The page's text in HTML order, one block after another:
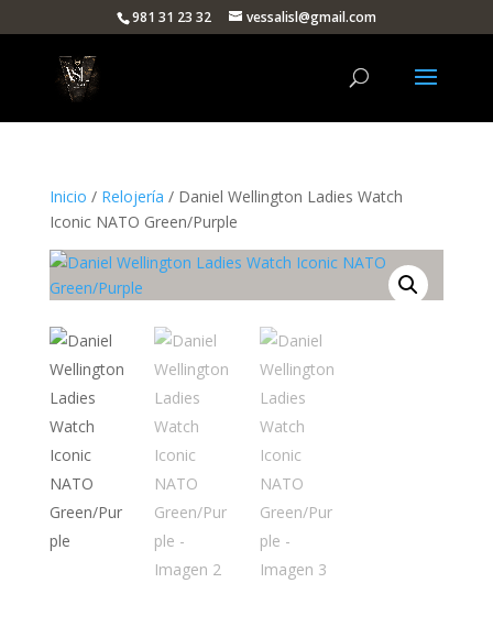
981 31 23 32 vessalisl@gmail.com
Inicio / Relojería / Daniel Wellington Ladies Watch
Iconic NATO Green/Purple